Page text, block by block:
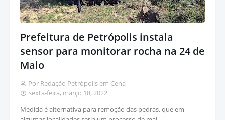
Prefeitura de Petrópolis instala
sensor para monitorar rocha na 24 de
Maio
Por Redação Petrópolis em Cena
sexta-feira, março 18, 2022
Medida é alternativa para remoção das pedras, que em